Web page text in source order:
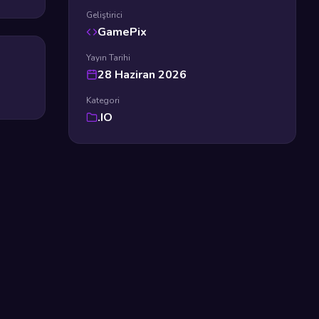
Geliştirici
GamePix
Yayın Tarihi
28 Haziran 2026
Kategori
.IO